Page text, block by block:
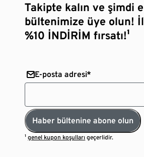
Takipte kalın ve şimdi
bültenimize üye olun!
%10 İNDİRİM fırsatı!¹
E-posta adresi*
Haber bültenine abone olun
¹genel kupon koşulları geçerlidir.